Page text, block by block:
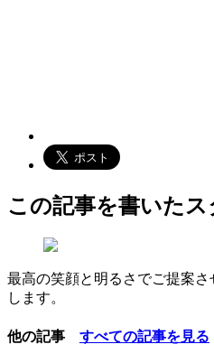
この記事を書いたス
最高の笑顔と明るさでご提案
します。
他の記事 すべての記事を見る